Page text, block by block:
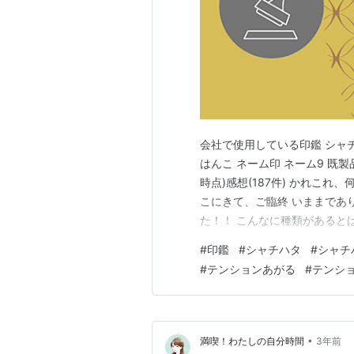
会社で使用している印鑑 シャ
はんこ ネーム印 ネーム9 既
時点)感想(187件) かれこれ、
こにきて、ご臨終 いままであ
た！！ こんなに種類があると
ーム印・浸透印 印鑑【送料
#印鑑 #シャチハタ #シャ
#テンションあがる #テンシ
満喫！わたしの自分時間 • 3年前